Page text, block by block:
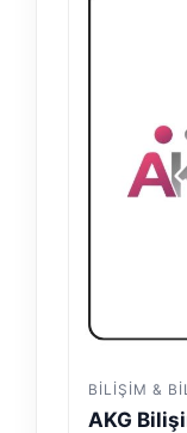
BILIŞIM &
AKG